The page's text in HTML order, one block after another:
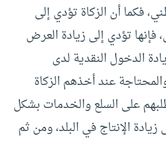
فكما أن الزكاة تؤدي إلى
فإنها تؤدي إلى زيادة العرض
الدخول النقدية لدى
عند أخذهم الزكاة
على السلع والخدمات بشكل
الإنتاج في البلد، ومن ثم